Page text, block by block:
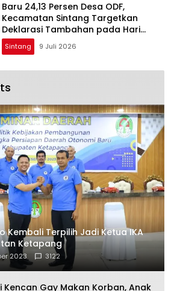
Baru 24,13 Persen Desa ODF,
Kecamatan Sintang Targetkan
Deklarasi Tambahan pada Hari
Kesehatan Nasional
Sintang 9 Juli 2026
Kembali Terpilih Jadi Ketua IKA
Ketapang
2023 3122
Kencan Gay Makan Korban, Anak